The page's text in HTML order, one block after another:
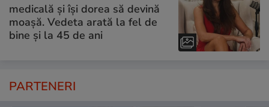
medicală și își dorea să devină
moașă. Vedeta arată la fel de
bine și la 45 de ani
PARTENERI